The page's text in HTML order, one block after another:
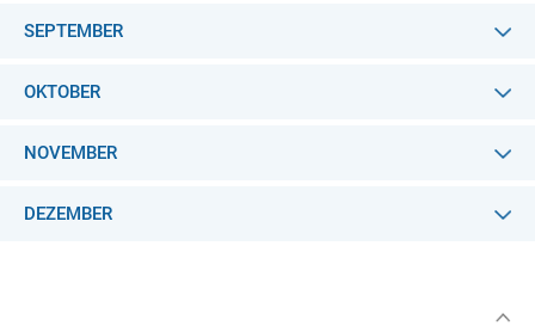
SEPTEMBER
OKTOBER
NOVEMBER
DEZEMBER